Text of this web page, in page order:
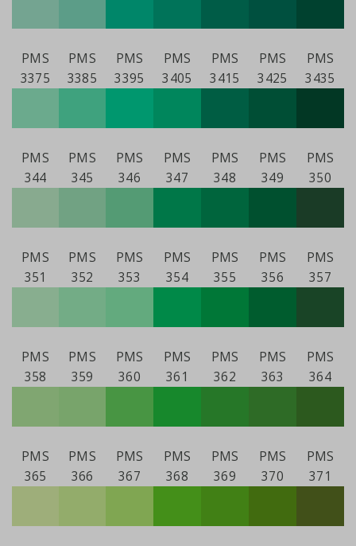
PMS
3375
PMS
3385
PMS
3395
PMS
3405
PMS
3415
PMS
3425
PMS
3435
PMS
344
PMS
345
PMS
346
PMS
347
PMS
348
PMS
349
PMS
350
PMS
351
PMS
352
PMS
353
PMS
354
PMS
355
PMS
356
PMS
357
PMS
358
PMS
359
PMS
360
PMS
361
PMS
362
PMS
363
PMS
364
PMS
365
PMS
366
PMS
367
PMS
368
PMS
369
PMS
370
PMS
371